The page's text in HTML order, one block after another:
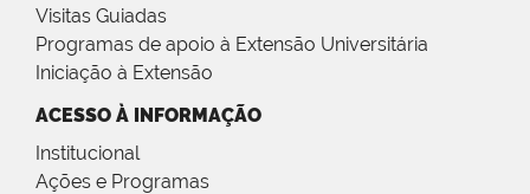
Visitas Guiadas
Programas de apoio à Extensão Universitária
Iniciação à Extensão
ACESSO À INFORMAÇÃO
Institucional
Ações e Programas